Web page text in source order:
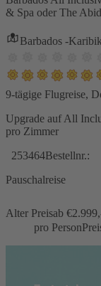
& Spa oder The
Barbados -
9-tägige Flugreise,
Upgrade auf All
pro Zimmer
253464Bestellnr.:
Pauschalreise
Alter Preisab €
pro Person